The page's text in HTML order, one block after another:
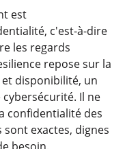
est
c'est-à-dire
les regards
repose sur la
disponibilité, un
Il ne
confidentialité des
exactes, dignes